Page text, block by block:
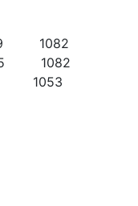
1082
1082
1053